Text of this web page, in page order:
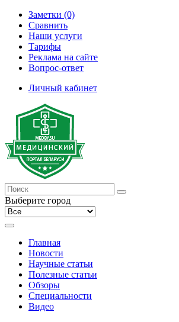
Заметки (0)
Сравнить
Наши услуги
Тарифы
Реклама на сайте
Вопрос-ответ
Личный кабинет
Выберите город
Главная
Новости
Научные статьи
Полезные статьи
Обзоры
Специальности
Видео